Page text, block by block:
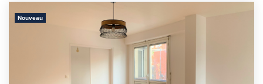
Nouveau